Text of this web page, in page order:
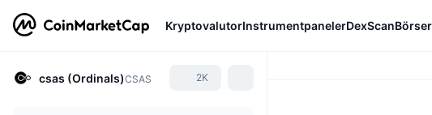
KryptovalutorInstrumentpanelerDexScanBörser
csas (Ordinals)CSAS 2K